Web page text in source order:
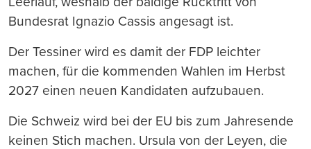
Bundesrat Ignazio Cassis angesagt ist.
Der Tessiner wird es damit der FDP leichter
machen, für die kommenden Wahlen im Herbst
2027 einen neuen Kandidaten aufzubauen.
Die Schweiz wird bei der EU bis zum Jahresende
keinen Stich machen. Ursula von der Leyen, die